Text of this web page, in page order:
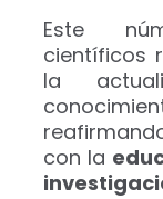
Este
científicos
la
con la